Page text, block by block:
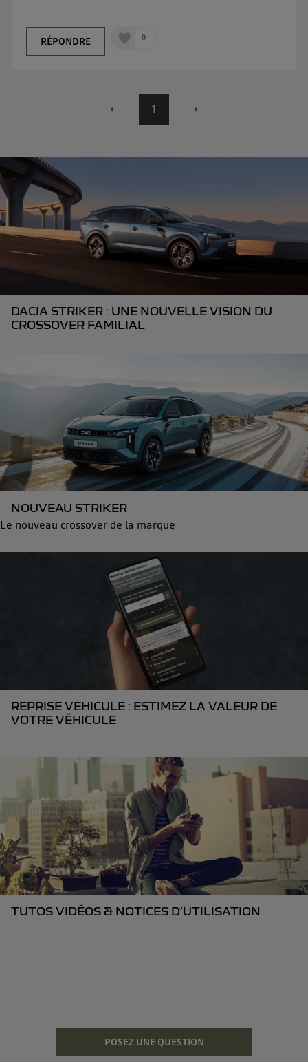
RÉPONDRE 0
1
DACIA STRIKER : UNE NOUVELLE VISION DU
CROSSOVER FAMILIAL
NOUVEAU STRIKER
Le nouveau crossover de la marque
REPRISE VEHICULE : ESTIMEZ LA VALEUR DE
VOTRE VÉHICULE
TUTOS VIDÉOS & NOTICES D’UTILISATION
POSEZ UNE QUESTION